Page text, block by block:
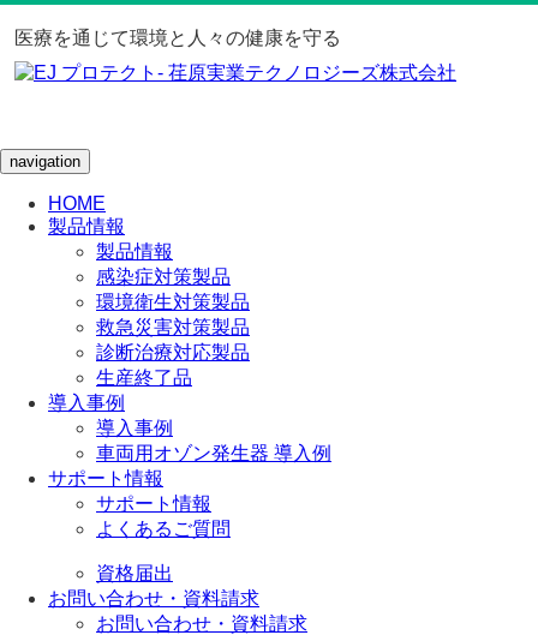
医療を通じて環境と人々の健康を守る
navigation
HOME
製品情報
製品情報
感染症対策製品
環境衛生対策製品
救急災害対策製品
診断治療対応製品
生産終了品
導入事例
導入事例
車両用オゾン発生器 導入例
サポート情報
サポート情報
よくあるご質問
資格届出
お問い合わせ・資料請求
お問い合わせ・資料請求